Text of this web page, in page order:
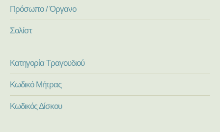
Πρόσωπο / Όργανο
Σολίστ
Κατηγορία Τραγουδιού
Κωδικό Μήτρας
Κωδικός Δίσκου